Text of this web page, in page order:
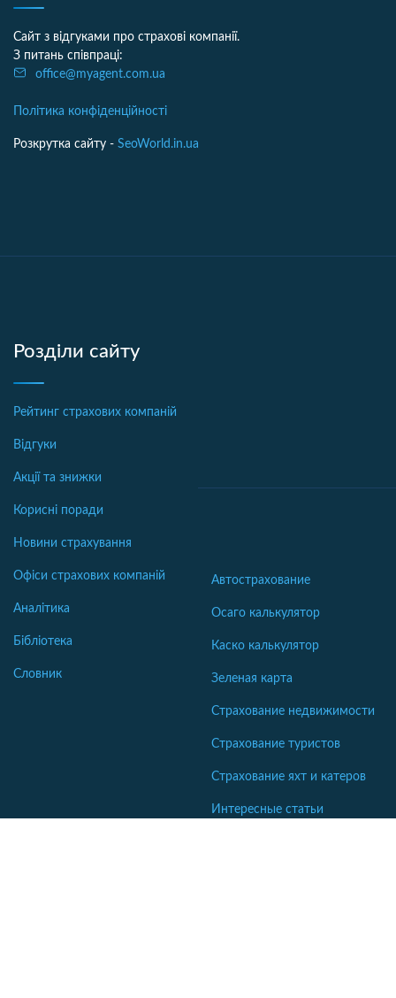
Сайт з відгуками про страхові компанії.
З питань співпраці:
office@myagent.com.ua
Політика конфіденційності
Розкрутка сайту - SeoWorld.in.ua
Розділи сайту
Рейтинг страхових компаній
Відгуки
Акції та знижки
Корисні поради
Новини страхування
Офіси страхових компаній
Аналітика
Бібліотека
Словник
Автострахование
Осаго калькулятор
Каско калькулятор
Зеленая карта
Страхование недвижимости
Страхование туристов
Страхование яхт и катеров
Интересные статьи